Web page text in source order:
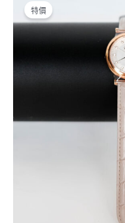
特價
價
格：
WF16R023SSS_GA